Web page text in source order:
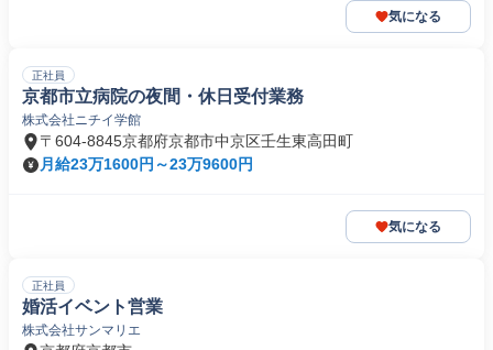
気になる
正社員
京都市立病院の夜間・休日受付業務
株式会社ニチイ学館
〒604-8845京都府京都市中京区壬生東高田町
月給23万1600円～23万9600円
気になる
正社員
婚活イベント営業
株式会社サンマリエ